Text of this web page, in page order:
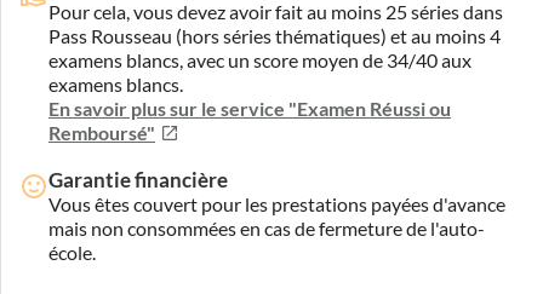
Pour cela, vous devez avoir fait au moins 25 séries dans
Pass Rousseau (hors séries thématiques) et au moins 4
examens blancs, avec un score moyen de 34/40 aux
examens blancs.
En savoir plus sur le service "Examen Réussi ou
Remboursé"
Garantie financière
Vous êtes couvert pour les prestations payées d'avance
mais non consommées en cas de fermeture de l'auto-
école.